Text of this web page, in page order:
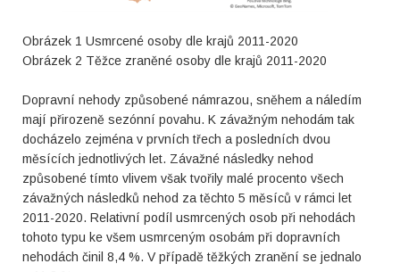
Obrázek 1 Usmrcené osoby dle krajů 2011-2020
Obrázek 2 Těžce zraněné osoby dle krajů 2011-2020
Dopravní nehody způsobené námrazou, sněhem a náledím
mají přirozeně sezónní povahu. K závažným nehodám tak
docházelo zejména v prvních třech a posledních dvou
měsících jednotlivých let. Závažné následky nehod
způsobené tímto vlivem však tvořily malé procento všech
závažných následků nehod za těchto 5 měsíců v rámci let
2011-2020. Relativní podíl usmrcených osob při nehodách
tohoto typu ke všem usmrceným osobám při dopravních
nehodách činil 8,4 %. V případě těžkých zranění se jednalo